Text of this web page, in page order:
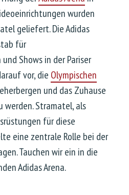
wurden
geliefert. Die Adidas
für
Shows in der Pariser
vor, die Olympischen
und das Zuhause
werden. Stramatel, als
für diese
eine zentrale Rolle bei der
Tauchen wir ein in die
Adidas Arena.